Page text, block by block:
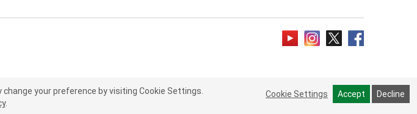
change your preference by visiting Cookie Settings. Cookie Settings Accept Decline
change your preference by visiting Cookie Settings.
.
Cookie Settings Accept Decline